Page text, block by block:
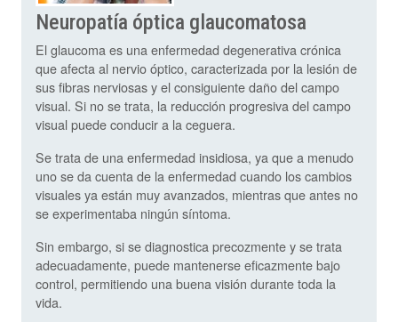
Neuropatía óptica glaucomatosa
El glaucoma es una enfermedad degenerativa crónica
que afecta al nervio óptico, caracterizada por la lesión de
sus fibras nerviosas y el consiguiente daño del campo
visual. Si no se trata, la reducción progresiva del campo
visual puede conducir a la ceguera.
Se trata de una enfermedad insidiosa, ya que a menudo
uno se da cuenta de la enfermedad cuando los cambios
visuales ya están muy avanzados, mientras que antes no
se experimentaba ningún síntoma.
Sin embargo, si se diagnostica precozmente y se trata
adecuadamente, puede mantenerse eficazmente bajo
control, permitiendo una buena visión durante toda la
vida.